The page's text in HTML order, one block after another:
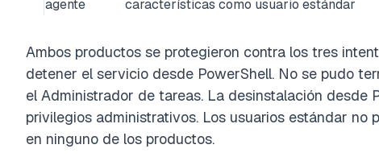
agente
características como usuario estándar
Ambos productos se protegieron contra los tres
detener el servicio desde PowerShell. No se pudo
el Administrador de tareas. La desinstalación desde
privilegios administrativos. Los usuarios estándar no
en ninguno de los productos.